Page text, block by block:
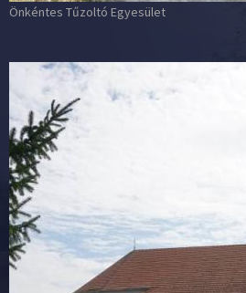
Önkéntes Tűzoltó Egyesület